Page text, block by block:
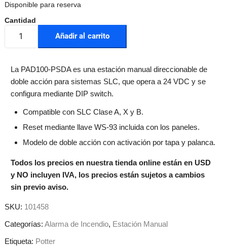
Disponible para reserva
Añadir al carrito
La PAD100-PSDA es una estación manual direccionable de
doble acción para sistemas SLC, que opera a 24 VDC y se
configura mediante DIP switch.
Compatible con SLC Clase A, X y B.
Reset mediante llave WS-93 incluida con los paneles.
Modelo de doble acción con activación por tapa y palanca.
Todos los precios en nuestra tienda online están en USD
y NO incluyen IVA, los precios están sujetos a cambios
sin previo aviso.
SKU: 101458
Categorías: Alarma de Incendio, Estación Manual
Etiqueta: Potter